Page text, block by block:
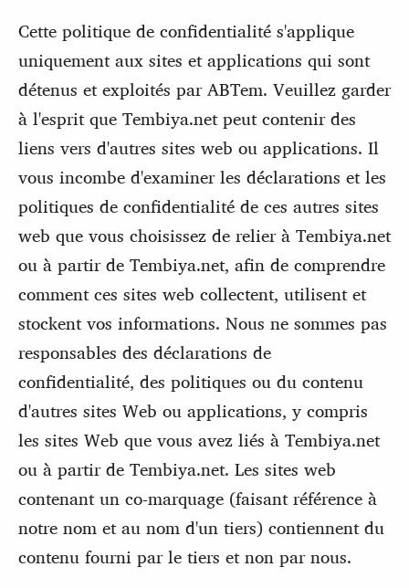
Cette politique de confidentialité s'applique
uniquement aux sites et applications qui sont
détenus et exploités par ABTem. Veuillez garder
à l'esprit que Tembiya.net peut contenir des
liens vers d'autres sites web ou applications. Il
vous incombe d'examiner les déclarations et les
politiques de confidentialité de ces autres sites
web que vous choisissez de relier à Tembiya.net
ou à partir de Tembiya.net, afin de comprendre
comment ces sites web collectent, utilisent et
stockent vos informations. Nous ne sommes pas
responsables des déclarations de
confidentialité, des politiques ou du contenu
d'autres sites Web ou applications, y compris
les sites Web que vous avez liés à Tembiya.net
ou à partir de Tembiya.net. Les sites web
contenant un co-marquage (faisant référence à
notre nom et au nom d'un tiers) contiennent du
contenu fourni par le tiers et non par nous.